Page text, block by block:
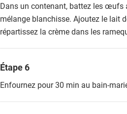
Dans un contenant, battez les œufs
mélange blanchisse. Ajoutez le lait
répartissez la crème dans les
Étape 6
Enfournez pour 30 min au bain-